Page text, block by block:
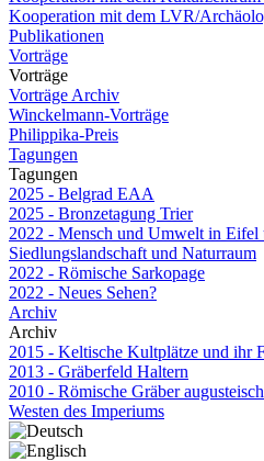
Kooperation mit dem LVR/
Publikationen
Vorträge
Vorträge
Vorträge Archiv
Winckelmann-Vorträge
Philippika-Preis
Tagungen
Tagungen
2025 - Belgrad EAA
2025 - Bronzetagung Trier
2022 - Mensch und Umwelt in Eifel
Siedlungslandschaft und Naturraum
2022 - Römische Sarkopage
2022 - Neues Sehen?
Archiv
Archiv
2015 - Keltische Kultplätze und ihr
2013 - Gräberfeld Haltern
2010 - Römische Gräber
Westen des Imperiums